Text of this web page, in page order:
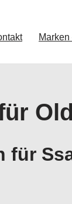
für